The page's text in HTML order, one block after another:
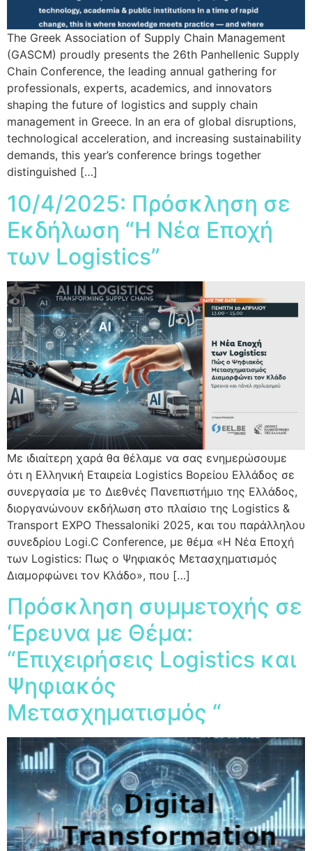
The Greek Association of Supply Chain Management
(GASCM) proudly presents the 26th Panhellenic Supply
Chain Conference, the leading annual gathering for
professionals, experts, academics, and innovators
shaping the future of logistics and supply chain
management in Greece. In an era of global disruptions,
technological acceleration, and increasing sustainability
demands, this year’s conference brings together
distinguished […]
10/4/2025: Πρόσκληση σε
Εκδήλωση “Η Νέα Εποχή
των Logistics”
Με ιδιαίτερη χαρά θα θέλαμε να σας ενημερώσουμε
ότι η Ελληνική Εταιρεία Logistics Βορείου Ελλάδος σε
συνεργασία με το Διεθνές Πανεπιστήμιο της Ελλάδος,
διοργανώνουν εκδήλωση στο πλαίσιο της Logistics &
Transport EXPO Thessaloniki 2025, και του παράλληλου
συνεδρίου Logi.C Conference, με θέμα «Η Νέα Εποχή
των Logistics: Πως ο Ψηφιακός Μετασχηματισμός
Διαμορφώνει τον Κλάδο», που […]
Πρόσκληση συμμετοχής σε
‘Ερευνα με Θέμα:
“Επιχειρήσεις Logistics και
Ψηφιακός
Μετασχηματισμός “